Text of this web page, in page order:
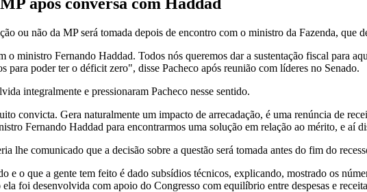
ou não da MP será tomada depois de encontro com o ministro da Fazenda, que
ministro Fernando Haddad. Todos nós queremos dar a sustentação fiscal para
para poder ter o déficit zero", disse Pacheco após reunião com líderes no Senado.
integralmente e pressionaram Pacheco nesse sentido.
convicta. Gera naturalmente um impacto de arrecadação, é uma renúncia de
Fernando Haddad para encontrarmos uma solução em relação ao mérito, e aí
lhe comunicado que a decisão sobre a questão será tomada antes do fim do
o que a gente tem feito é dado subsídios técnicos, explicando, mostrado os
foi desenvolvida com apoio do Congresso com equilíbrio entre despesas e